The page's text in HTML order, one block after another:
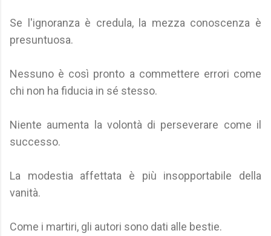
Se l'ignoranza è credula, la mezza conoscenza è
presuntuosa.
Nessuno è così pronto a commettere errori come
chi non ha fiducia in sé stesso.
Niente aumenta la volontà di perseverare come il
successo.
La modestia affettata è più insopportabile della
vanità.
Come i martiri, gli autori sono dati alle bestie.